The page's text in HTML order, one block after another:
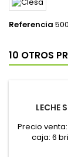
Referencia
10 OTROS
LECHE
Precio
caja: 6